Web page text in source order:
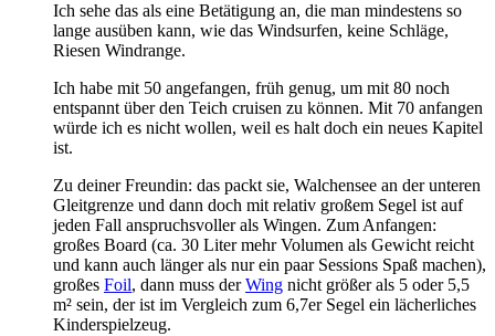
Ich sehe das als eine Betätigung an, die man mindestens so
lange ausüben kann, wie das Windsurfen, keine Schläge,
Riesen Windrange.
Ich habe mit 50 angefangen, früh genug, um mit 80 noch
entspannt über den Teich cruisen zu können. Mit 70 anfangen
würde ich es nicht wollen, weil es halt doch ein neues Kapitel
ist.
Zu deiner Freundin: das packt sie, Walchensee an der unteren
Gleitgrenze und dann doch mit relativ großem Segel ist auf
jeden Fall anspruchsvoller als Wingen. Zum Anfangen:
großes Board (ca. 30 Liter mehr Volumen als Gewicht reicht
und kann auch länger als nur ein paar Sessions Spaß machen),
großes Foil, dann muss derWing nicht größer als 5 oder 5,5
m² sein, der ist im Vergleich zum 6,7er Segel ein lächerliches
Kinderspielzeug.